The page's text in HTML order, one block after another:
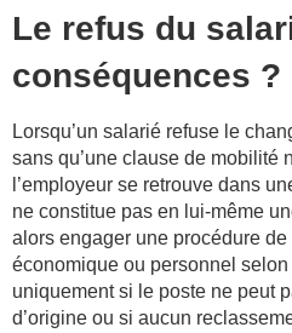
Le refus du
conséquences ?
Lorsqu’un salarié refuse le
sans qu’une clause de mobilité
l’employeur se retrouve dans
ne constitue pas en lui-même
alors engager une procédure
économique ou personnel
uniquement si le poste ne peut
d’origine ou si aucun